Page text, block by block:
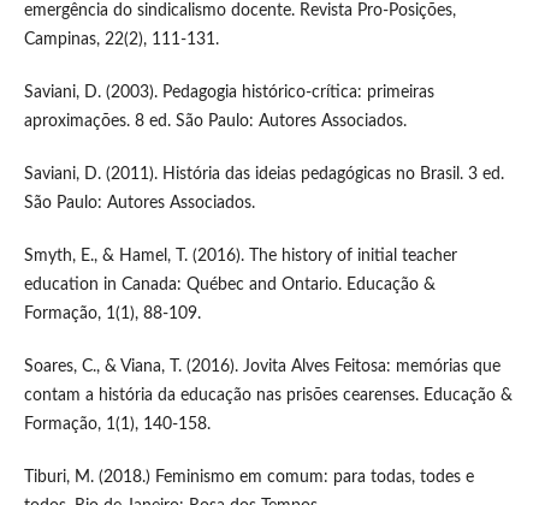
emergência do sindicalismo docente. Revista Pro-Posições,
Campinas, 22(2), 111-131.
Saviani, D. (2003). Pedagogia histórico-crítica: primeiras
aproximações. 8 ed. São Paulo: Autores Associados.
Saviani, D. (2011). História das ideias pedagógicas no Brasil. 3 ed.
São Paulo: Autores Associados.
Smyth, E., & Hamel, T. (2016). The history of initial teacher
education in Canada: Québec and Ontario. Educação &
Formação, 1(1), 88-109.
Soares, C., & Viana, T. (2016). Jovita Alves Feitosa: memórias que
contam a história da educação nas prisões cearenses. Educação &
Formação, 1(1), 140-158.
Tiburi, M. (2018.) Feminismo em comum: para todas, todes e